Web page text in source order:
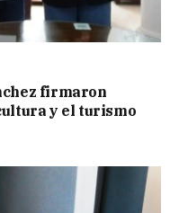
firmaron
y el turismo